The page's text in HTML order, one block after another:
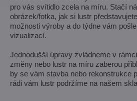
pro vás svítidlo zcela na míru. Stačí
obrázek/fotka, jak si lustr
možnosti výroby a do týdne vám
vizualizací.
Jednodušší úpravy zvládneme v
změny nebo lustr na míru zaberou
by se vám stavba nebo rekonstrukce
rádi vám lustr podržíme na našem